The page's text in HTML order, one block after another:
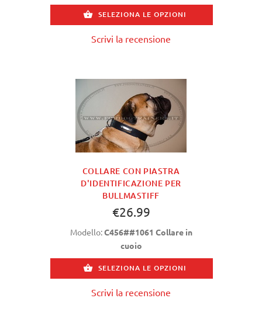
SELEZIONA LE OPZIONI
Scrivi la recensione
COLLARE CON PIASTRA
D'IDENTIFICAZIONE PER
BULLMASTIFF
€26.99
Modello:C456##1061 Collare in
cuoio
SELEZIONA LE OPZIONI
Scrivi la recensione